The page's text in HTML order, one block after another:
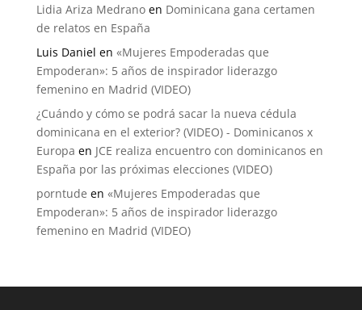
Lidia Ariza Medranoen Dominicana gana certamen
de relatos en España
Luis Daniel en «Mujeres Empoderadas que
Empoderan»: 5 años de inspirador liderazgo
femenino en Madrid (VIDEO)
¿Cuándo y cómo se podrá sacar la nueva cédula
dominicana en el exterior? (VIDEO) - Dominicanos x
Europa en JCE realiza encuentro con dominicanos en
España por las próximas elecciones (VIDEO)
porntude en «Mujeres Empoderadas que
Empoderan»: 5 años de inspirador liderazgo
femenino en Madrid (VIDEO)